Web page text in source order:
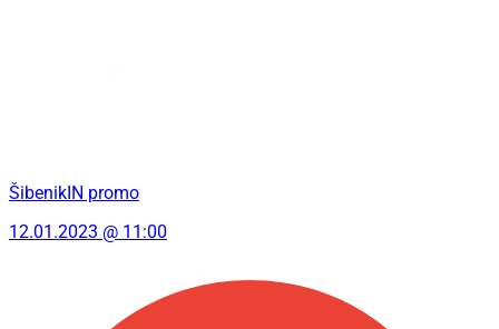
ŠibenikIN promo
12.01.2023 @ 11:00